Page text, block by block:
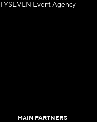
Event Agency
MAIN PARTNERS